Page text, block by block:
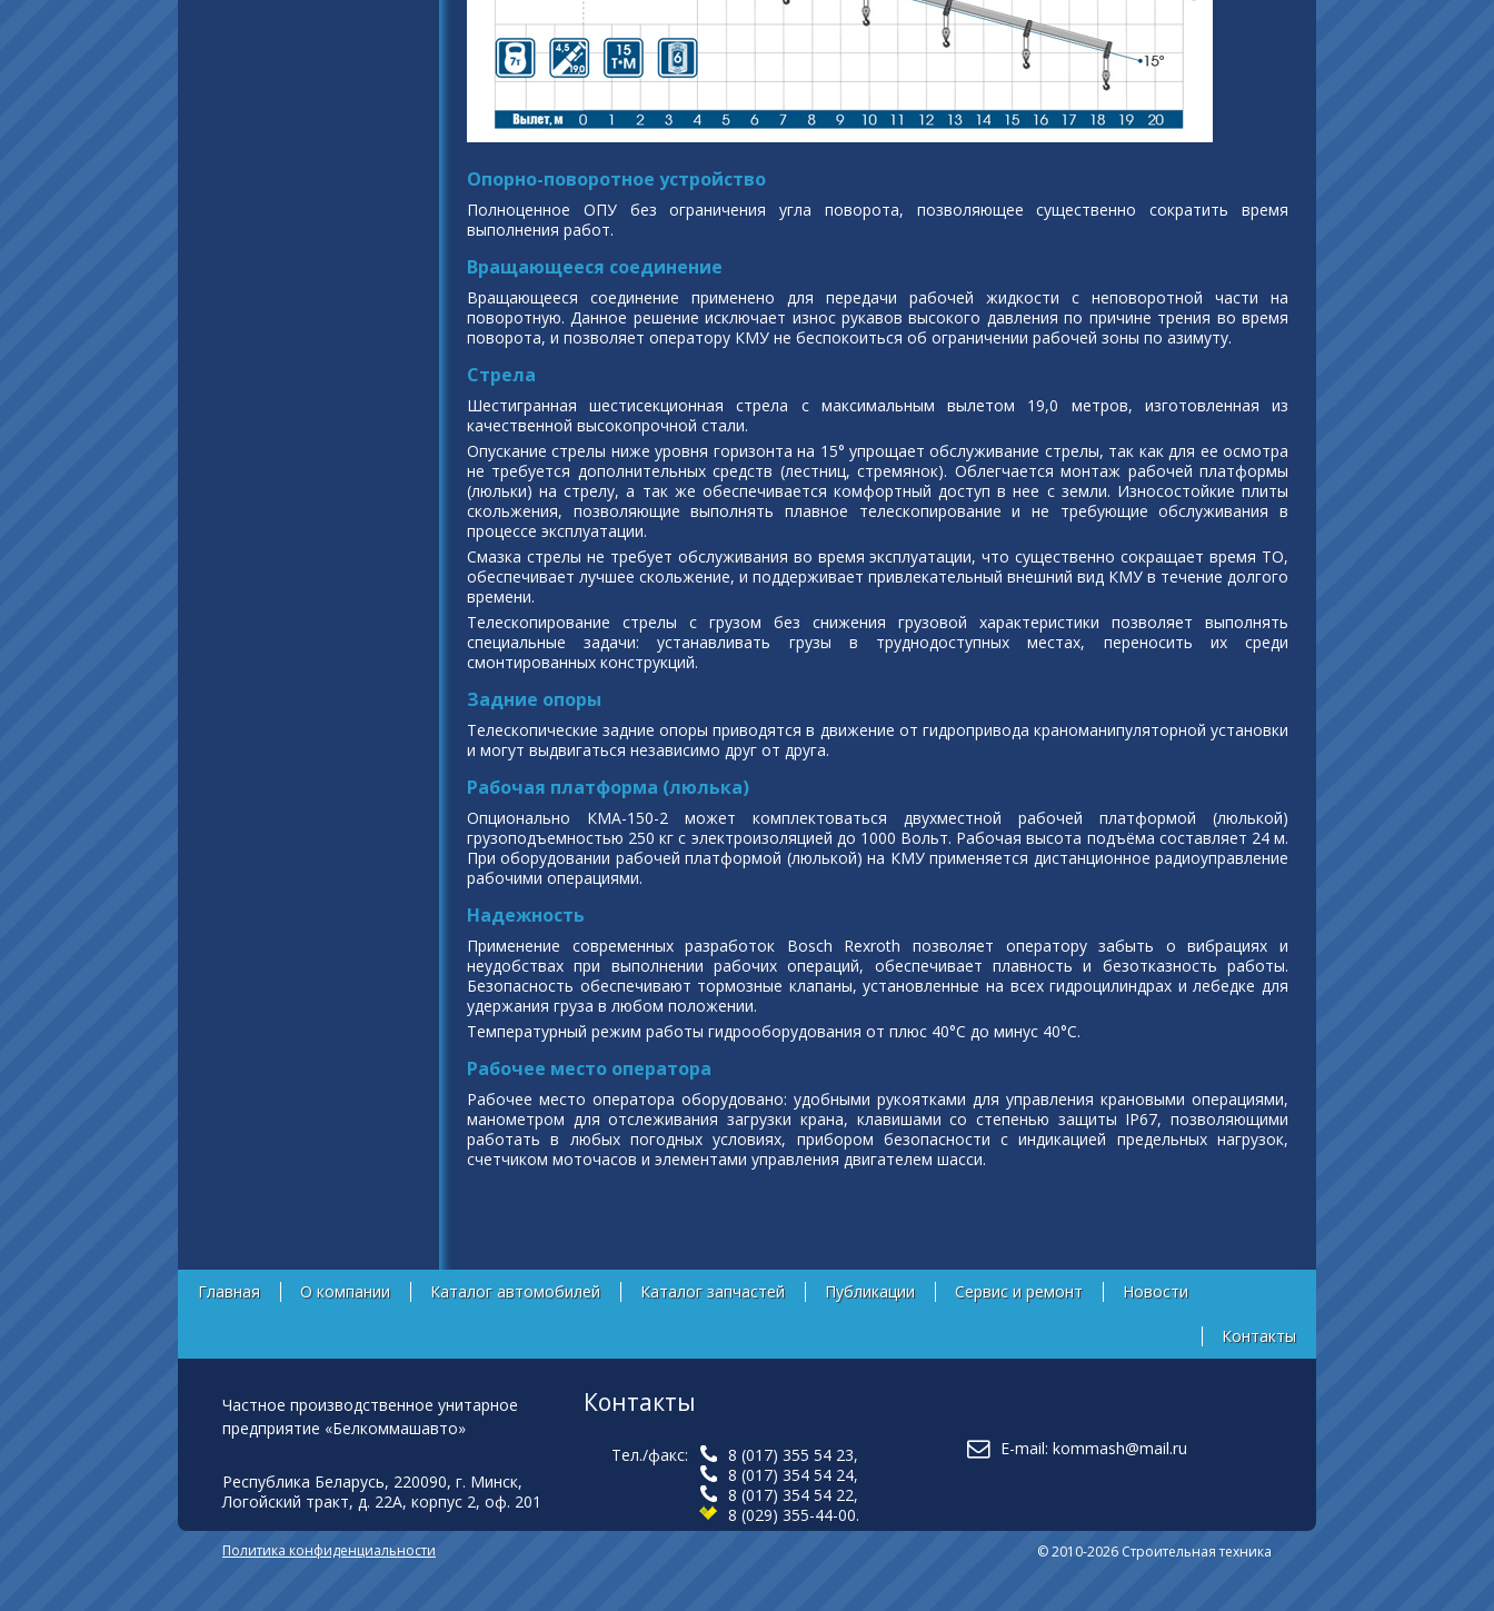
Опорно-поворотное устройство
Полноценное ОПУ без ограничения угла поворота, позволяющее существенно сократить время
выполнения работ.
Вращающееся соединение
Вращающееся соединение применено для передачи рабочей жидкости с неповоротной части на
поворотную. Данное решение исключает износ рукавов высокого давления по причине трения во время
поворота, и позволяет оператору КМУ не беспокоиться об ограничении рабочей зоны по азимуту.
Стрела
Шестигранная шестисекционная стрела с максимальным вылетом 19,0 метров, изготовленная из
качественной высокопрочной стали.
Опускание стрелы ниже уровня горизонта на 15° упрощает обслуживание стрелы, так как для ее осмотра
не требуется дополнительных средств (лестниц, стремянок). Облегчается монтаж рабочей платформы
(люльки) на стрелу, а так же обеспечивается комфортный доступ в нее с земли. Износостойкие плиты
скольжения, позволяющие выполнять плавное телескопирование и не требующие обслуживания в
процессе эксплуатации.
Cмазка стрелы не требует обслуживания во время эксплуатации, что существенно сокращает время ТО,
обеспечивает лучшее скольжение, и поддерживает привлекательный внешний вид КМУ в течение долгого
времени.
Телескопирование стрелы с грузом без снижения грузовой характеристики позволяет выполнять
специальные задачи: устанавливать грузы в труднодоступных местах, переносить их среди
смонтированных конструкций.
Задние опоры
Телескопические задние опоры приводятся в движение от гидропривода краноманипуляторной установки
и могут выдвигаться независимо друг от друга.
Рабочая платформа (люлька)
Опционально КМА-150-2 может комплектоваться двухместной рабочей платформой (люлькой)
грузоподъемностью 250 кг с электроизоляцией до 1000 Вольт. Рабочая высота подъёма составляет 24 м.
При оборудовании рабочей платформой (люлькой) на КМУ применяется дистанционное радиоуправление
рабочими операциями.
Надежность
Применение современных разработок Bosch Rexroth позволяет оператору забыть о вибрациях и
неудобствах при выполнении рабочих операций, обеспечивает плавность и безотказность работы.
Безопасность обеспечивают тормозные клапаны, установленные на всех гидроцилиндрах и лебедке для
удержания груза в любом положении.
Температурный режим работы гидрооборудования от плюс 40°С до минус 40°С.
Рабочее место оператора
Рабочее место оператора оборудовано: удобными рукоятками для управления крановыми операциями,
манометром для отслеживания загрузки крана, клавишами со степенью защиты IP67, позволяющими
работать в любых погодных условиях, прибором безопасности с индикацией предельных нагрузок,
счетчиком моточасов и элементами управления двигателем шасси.
Главная О компании Каталог автомобилей Каталог запчастей Публикации Сервис и ремонт Новости
Контакты
Частное производственное унитарное
предприятие «Белкоммашавто»
Республика Беларусь, 220090, г. Минск,
Логойский тракт, д. 22А, корпус 2, оф. 201
Политика конфиденциальности
Контакты
Тел./факс: 8 (017) 355 54 23,
8 (017) 354 54 24,
8 (017) 354 54 22,
8 (029) 355-44-00.
E-mail: kommash@mail.ru
© 2010-2026 Строительная техника